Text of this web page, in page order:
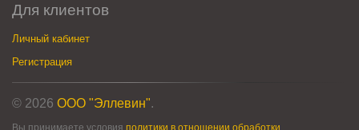
Для клиентов
Личный кабинет
Регистрация
© 2026 ООО "Эллевин".
Вы принимаете условия политики в отношении обработки